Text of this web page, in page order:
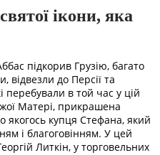
святої ікони, яка
підкорив Грузію, багато
відвезли до Персії та
перебували в той час у цій
Матері, прикрашена
якогось купця Стефана, який
і благоговінням. У цей
Литкін, у торговельних